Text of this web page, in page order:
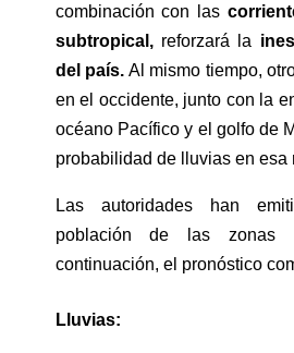
combinación con las
subtropical, reforzará la
del país. Al mismo tiempo,
en el occidente, junto con la
océano Pacífico y el golfo de
probabilidad de lluvias en esa
Las autoridades han
población de las zonas
continuación, el pronóstico
Lluvias: